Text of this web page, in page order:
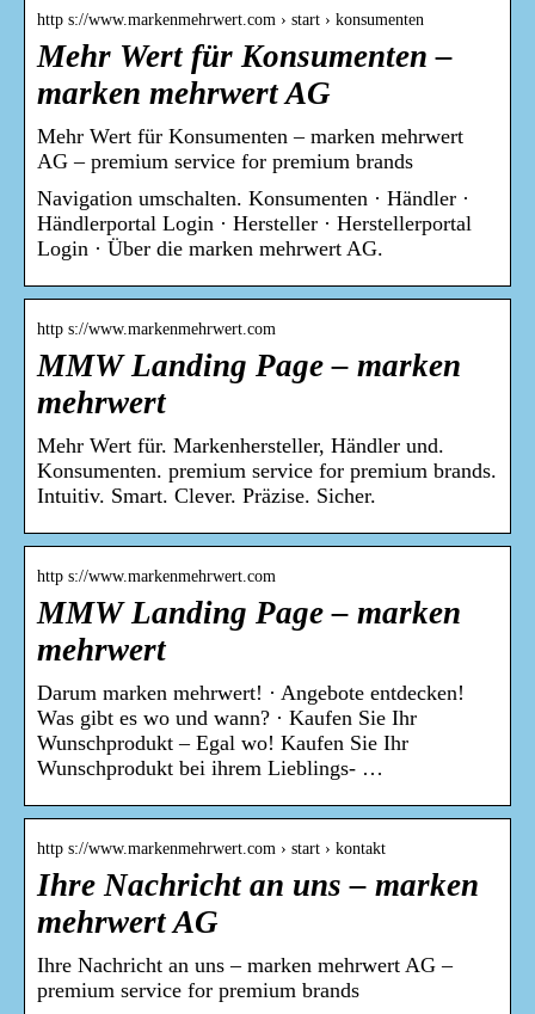
http s://www.markenmehrwert.com › start › konsumenten
Mehr Wert für Konsumenten –
marken mehrwert AG
Mehr Wert für Konsumenten – marken mehrwert
AG – premium service for premium brands
Navigation umschalten. Konsumenten · Händler ·
Händlerportal Login · Hersteller · Herstellerportal
Login · Über die marken mehrwert AG.
http s://www.markenmehrwert.com
MMW Landing Page – marken
mehrwert
Mehr Wert für. Markenhersteller, Händler und.
Konsumenten. premium service for premium brands.
Intuitiv. Smart. Clever. Präzise. Sicher.
http s://www.markenmehrwert.com
MMW Landing Page – marken
mehrwert
Darum marken mehrwert! · Angebote entdecken!
Was gibt es wo und wann? · Kaufen Sie Ihr
Wunschprodukt – Egal wo! Kaufen Sie Ihr
Wunschprodukt bei ihrem Lieblings- …
http s://www.markenmehrwert.com › start › kontakt
Ihre Nachricht an uns – marken
mehrwert AG
Ihre Nachricht an uns – marken mehrwert AG –
premium service for premium brands